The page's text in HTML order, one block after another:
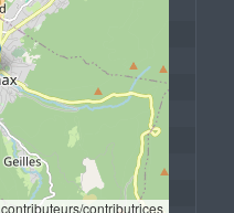
contributeurs/contributrices